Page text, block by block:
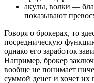
акулы, волки —
показывают
Говоря о брокерах, то
посредническую
однако его заработок
Например, брокер
вообще не понимает
суммой денег и хочет их